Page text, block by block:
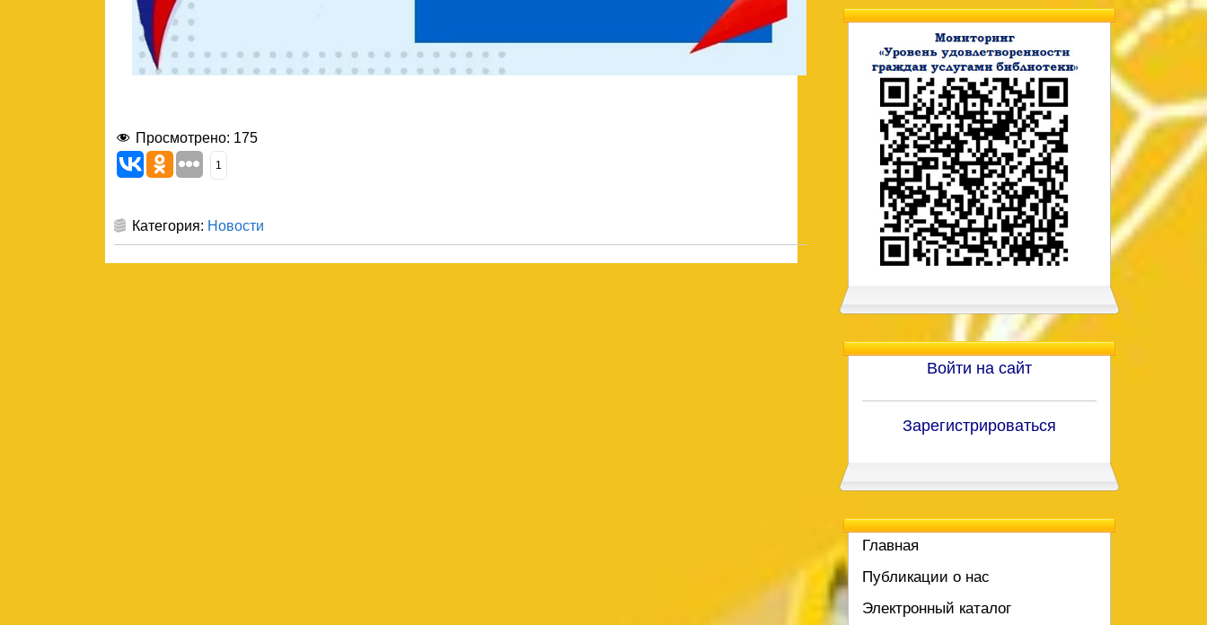
Просмотрено: 175
1
Категория: Новости
Войти на сайт
Зарегистрироваться
Главная
Публикации о нас
Электронный каталог